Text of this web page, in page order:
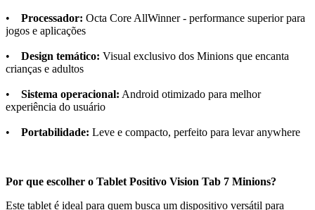
• Processador: Octa Core AllWinner - performance superior para
jogos e aplicações
• Design temático: Visual exclusivo dos Minions que encanta
crianças e adultos
• Sistema operacional: Android otimizado para melhor
experiência do usuário
• Portabilidade: Leve e compacto, perfeito para levar anywhere
Por que escolher o Tablet Positivo Vision Tab 7 Minions?
Este tablet é ideal para quem busca um dispositivo versátil para